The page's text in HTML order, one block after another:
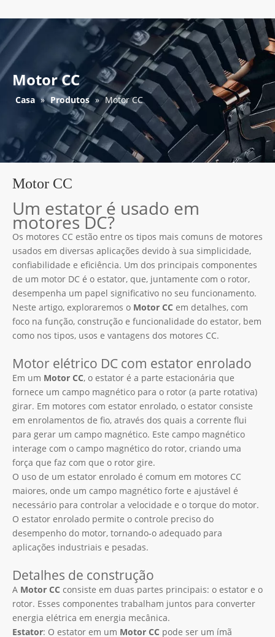
Motor CC
Casa » Produtos » Motor CC
Motor CC
Um estator é usado em
motores DC?
Os motores CC estão entre os tipos mais comuns de motores
usados ​​em diversas aplicações devido à sua simplicidade,
confiabilidade e eficiência. Um dos principais componentes
de um motor DC é o estator, que, juntamente com o rotor,
desempenha um papel significativo no seu funcionamento.
Neste artigo, exploraremos o Motor CC em detalhes, com
foco na função, construção e funcionalidade do estator, bem
como nos tipos, usos e vantagens dos motores CC.
Motor elétrico DC com estator enrolado
Em um Motor CC, o estator é a parte estacionária que
fornece um campo magnético para o rotor (a parte rotativa)
girar. Em motores com estator enrolado, o estator consiste
em enrolamentos de fio, através dos quais a corrente flui
para gerar um campo magnético. Este campo magnético
interage com o campo magnético do rotor, criando uma
força que faz com que o rotor gire.
O uso de um estator enrolado é comum em motores CC
maiores, onde um campo magnético forte e ajustável é
necessário para controlar a velocidade e o torque do motor.
O estator enrolado permite o controle preciso do
desempenho do motor, tornando-o adequado para
aplicações industriais e pesadas.
Detalhes de construção
A Motor CC consiste em duas partes principais: o estator e o
rotor. Esses componentes trabalham juntos para converter
energia elétrica em energia mecânica.
Estator: O estator em um Motor CC pode ser um ímã